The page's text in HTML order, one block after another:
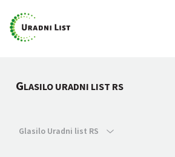
GLASILO URADNI LIST RS
Glasilo Uradni list RS